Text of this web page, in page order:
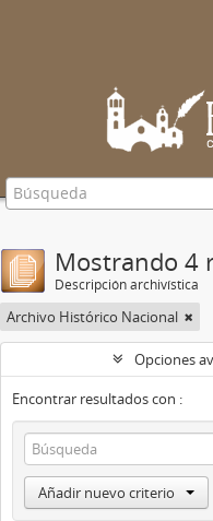
Mostrando 4
Descripción archivística
Archivo Histórico Nacional
Opciones
Encontrar resultados con :
Añadir nuevo criterio